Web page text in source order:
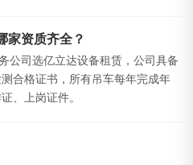
家资质齐全？
公司选亿立达设备租赁，公司具备
合格证书，所有吊车每年完成年
、上岗证件。